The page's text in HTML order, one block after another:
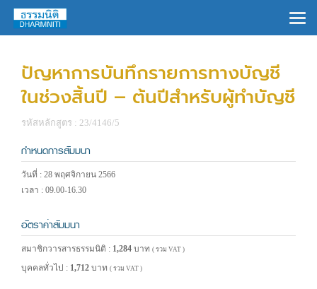
ปัญหาการบันทึกรายการทางบัญชี
ในช่วงสิ้นปี – ต้นปีสำหรับผู้ทำบัญชี
รหัสหลักสูตร : 23/4146/5
กำหนดการสัมมนา
วันที่ : 28 พฤศจิกายน 2566
เวลา : 09.00-16.30
อัตราค่าสัมมนา
สมาชิกวารสารธรรมนิติ : 1,284 บาท ( รวม VAT )
บุคคลทั่วไป : 1,712 บาท ( รวม VAT )
×